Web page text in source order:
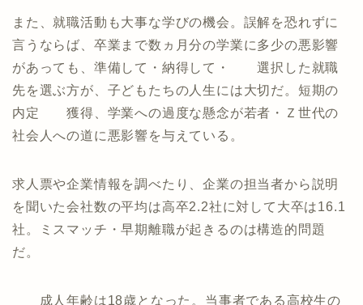
また、就職活動も大事な学びの機会。誤解を恐れずに
言うならば、卒業まで数ヵ月分の学業に多少の悪影響
があっても、準備して・納得して・ 選択した就職
先を選ぶ方が、子どもたちの人生には大切だ。短期の
内定 獲得、学業への過度な懸念が若者・Ｚ世代の
社会人への道に悪影響を与えている。
求人票や企業情報を調べたり、企業の担当者から説明
を聞いた会社数の平均は高卒2.2社に対して大卒は16.1
社。ミスマッチ・早期離職が起きるのは構造的問題
だ。
成人年齢は18歳となった。当事者である高校生の